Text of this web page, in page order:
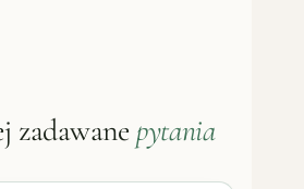
zadawane pytania